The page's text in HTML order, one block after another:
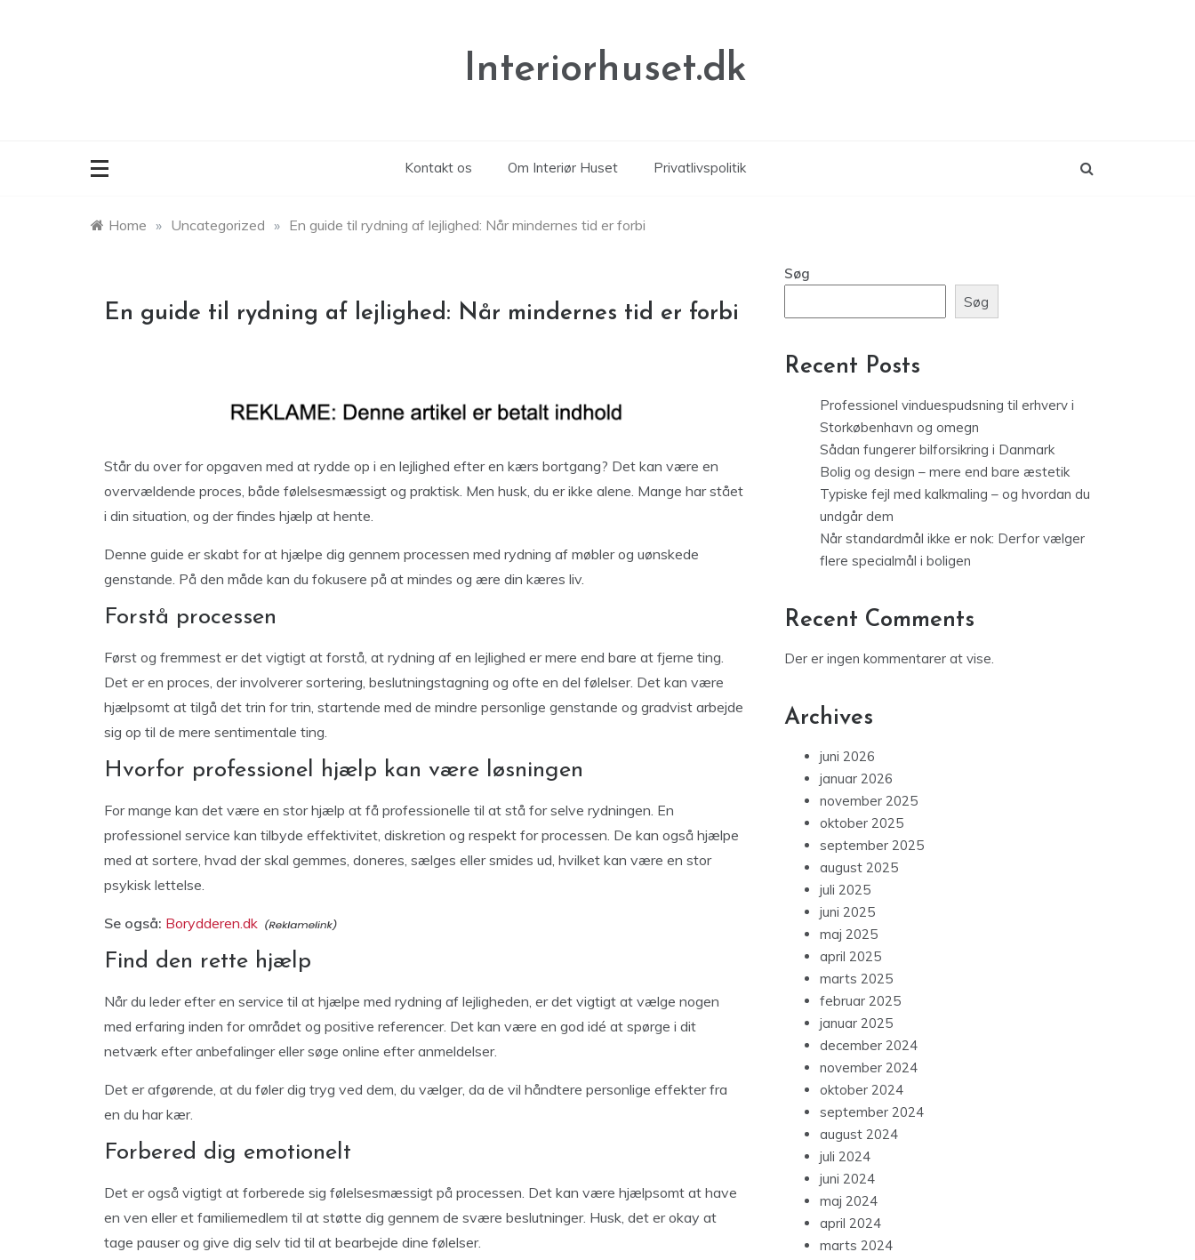
Interiorhuset.dk
Kontakt os Om Interiør Huset Privatlivspolitik
Home » Uncategorized » En guide til rydning af lejlighed: Når mindernes tid er forbi
En guide til rydning af lejlighed: Når mindernes tid er forbi
Står du over for opgaven med at rydde op i en lejlighed efter en kærs bortgang? Det kan være en
overvældende proces, både følelsesmæssigt og praktisk. Men husk, du er ikke alene. Mange har stået
i din situation, og der findes hjælp at hente.
Denne guide er skabt for at hjælpe dig gennem processen med rydning af møbler og uønskede
genstande. På den måde kan du fokusere på at mindes og ære din kæres liv.
Forstå processen
Først og fremmest er det vigtigt at forstå, at rydning af en lejlighed er mere end bare at fjerne ting.
Det er en proces, der involverer sortering, beslutningstagning og ofte en del følelser. Det kan være
hjælpsomt at tilgå det trin for trin, startende med de mindre personlige genstande og gradvist arbejde
sig op til de mere sentimentale ting.
Hvorfor professionel hjælp kan være løsningen
For mange kan det være en stor hjælp at få professionelle til at stå for selve rydningen. En
professionel service kan tilbyde effektivitet, diskretion og respekt for processen. De kan også hjælpe
med at sortere, hvad der skal gemmes, doneres, sælges eller smides ud, hvilket kan være en stor
psykisk lettelse.
Se også: Borydderen.dk
Find den rette hjælp
Når du leder efter en service til at hjælpe med rydning af lejligheden, er det vigtigt at vælge nogen
med erfaring inden for området og positive referencer. Det kan være en god idé at spørge i dit
netværk efter anbefalinger eller søge online efter anmeldelser.
Det er afgørende, at du føler dig tryg ved dem, du vælger, da de vil håndtere personlige effekter fra
en du har kær.
Forbered dig emotionelt
Det er også vigtigt at forberede sig følelsesmæssigt på processen. Det kan være hjælpsomt at have
en ven eller et familiemedlem til at støtte dig gennem de svære beslutninger. Husk, det er okay at
tage pauser og give dig selv tid til at bearbejde dine følelser.
Søg
Søg
Recent Posts
Professionel vinduespudsning til erhverv i
Storkøbenhavn og omegn
Sådan fungerer bilforsikring i Danmark
Bolig og design – mere end bare æstetik
Typiske fejl med kalkmaling – og hvordan du
undgår dem
Når standardmål ikke er nok: Derfor vælger
flere specialmål i boligen
Recent Comments
Der er ingen kommentarer at vise.
Archives
juni 2026
januar 2026
november 2025
oktober 2025
september 2025
august 2025
juli 2025
juni 2025
maj 2025
april 2025
marts 2025
februar 2025
januar 2025
december 2024
november 2024
oktober 2024
september 2024
august 2024
juli 2024
juni 2024
maj 2024
april 2024
marts 2024